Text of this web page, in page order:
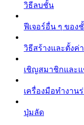
วิธีลบชั้น
ฟีเจอร์อื่น ๆ ของ
วิธีสร้างและตั้งค่
เชิญสมาชิกและ
เครื่องมือทำงาน
ปุ่มลัด